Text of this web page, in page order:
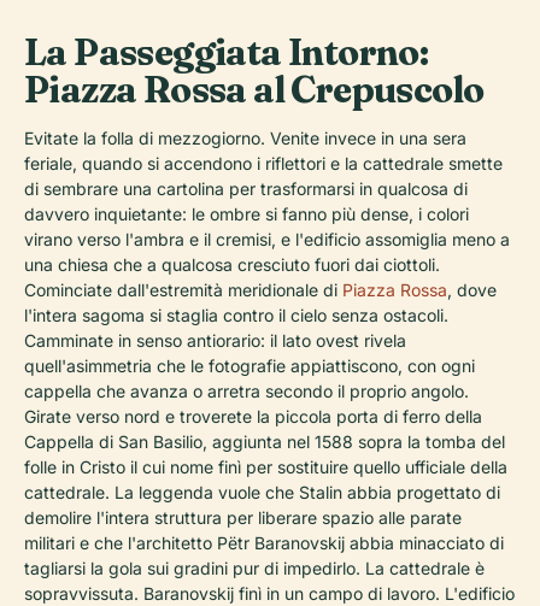
La Passeggiata Intorno:
Piazza Rossa al Crepuscolo
Evitate la folla di mezzogiorno. Venite invece in una sera
feriale, quando si accendono i riflettori e la cattedrale smette
di sembrare una cartolina per trasformarsi in qualcosa di
davvero inquietante: le ombre si fanno più dense, i colori
virano verso l'ambra e il cremisi, e l'edificio assomiglia meno a
una chiesa che a qualcosa cresciuto fuori dai ciottoli.
Cominciate dall'estremità meridionale di Piazza Rossa, dove
l'intera sagoma si staglia contro il cielo senza ostacoli.
Camminate in senso antiorario: il lato ovest rivela
quell'asimmetria che le fotografie appiattiscono, con ogni
cappella che avanza o arretra secondo il proprio angolo.
Girate verso nord e troverete la piccola porta di ferro della
Cappella di San Basilio, aggiunta nel 1588 sopra la tomba del
folle in Cristo il cui nome finì per sostituire quello ufficiale della
cattedrale. La leggenda vuole che Stalin abbia progettato di
demolire l'intera struttura per liberare spazio alle parate
militari e che l'architetto Pëtr Baranovskij abbia minacciato di
tagliarsi la gola sui gradini pur di impedirlo. La cattedrale è
sopravvissuta. Baranovskij finì in un campo di lavoro. L'edificio